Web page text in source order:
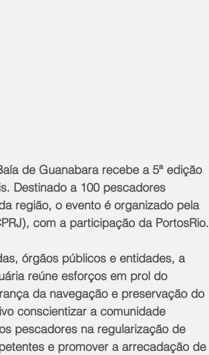
de Guanabara recebe a 5ª edição
Destinado a 100 pescadores
região, o evento é organizado pela
com a participação da PortosRio.
órgãos públicos e entidades, a
reúne esforços em prol do
da navegação e preservação do
conscientizar a comunidade
pescadores na regularização de
e promover a arrecadação de